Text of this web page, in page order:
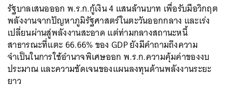
รัฐบาลเสนอออก พ.ร.ก.กู้เงิน 4 แสนล้านบาท เพื่อรับมือวิกฤต
พลังงานจากปัญหาภูมิรัฐศาสตร์ในตะวันออกกลาง และเร่ง
เปลี่ยนผ่านสู่พลังงานสะอาด แต่ท่ามกลางสถานะหนี้
สาธารณะที่แตะ 66.66% ของ GDP ยังมีคำถามถึงความ
จำเป็นในการใช้อำนาจพิเศษออก พ.ร.ก.ความคุ้มค่าของงบ
ประมาณ และความชัดเจนของแผนลงทุนด้านพลังงานระยะ
ยาว